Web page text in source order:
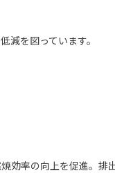
を図っています。
効率の向上を促進。排